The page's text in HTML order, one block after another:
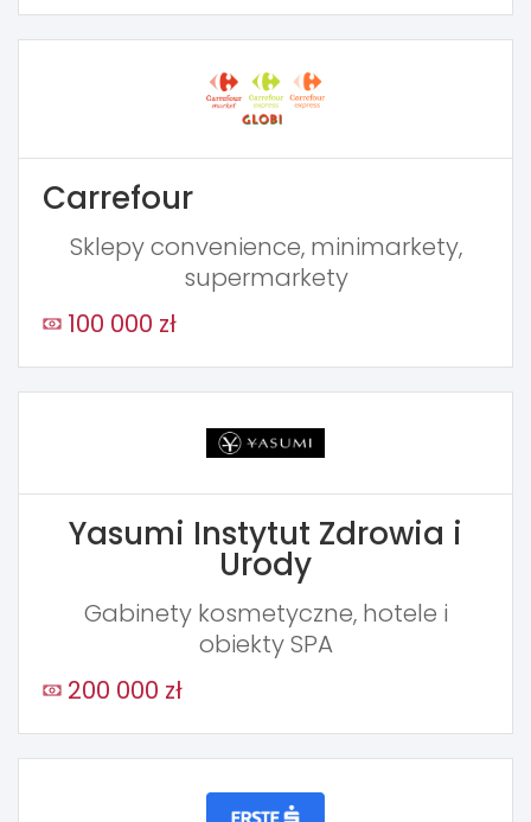
Carrefour
Sklepy convenience, minimarkety,
supermarkety
100 000 zł
Yasumi Instytut Zdrowia i
Urody
Gabinety kosmetyczne, hotele i
obiekty SPA
200 000 zł